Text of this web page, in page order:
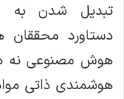
تبدیل شدن به
دستاورد
هوش مصنوعی نه در
هوشمندی ذاتی